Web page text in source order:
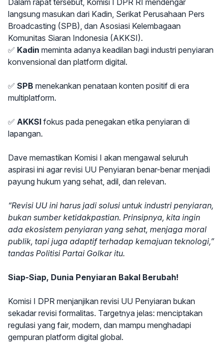
Dalam rapat tersebut, Komisi I DPR RI mendengar
langsung masukan dari Kadin, Serikat Perusahaan Pers
Broadcasting (SPB), dan Asosiasi Kelembagaan
Komunitas Siaran Indonesia (AKKSI).
✅ Kadin meminta adanya keadilan bagi industri penyiaran
konvensional dan platform digital.
✅ SPB menekankan penataan konten positif di era
multiplatform.
✅ AKKSI fokus pada penegakan etika penyiaran di
lapangan.
Dave memastikan Komisi I akan mengawal seluruh
aspirasi ini agar revisi UU Penyiaran benar-benar menjadi
payung hukum yang sehat, adil, dan relevan.
“Revisi UU ini harus jadi solusi untuk industri penyiaran,
bukan sumber ketidakpastian. Prinsipnya, kita ingin
ada ekosistem penyiaran yang sehat, menjaga moral
publik, tapi juga adaptif terhadap kemajuan teknologi,”
tandas Politisi Partai Golkar itu.
Siap-Siap, Dunia Penyiaran Bakal Berubah!
Komisi I DPR menjanjikan revisi UU Penyiaran bukan
sekadar revisi formalitas. Targetnya jelas: menciptakan
regulasi yang fair, modern, dan mampu menghadapi
gempuran platform digital global.